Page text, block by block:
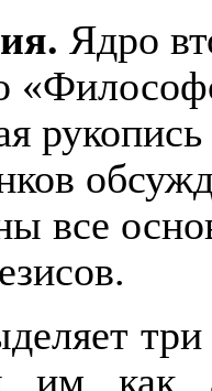
Ядро
все
им как